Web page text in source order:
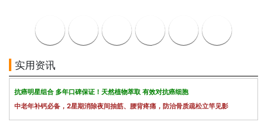
实用资讯
抗癌明星组合 多年口碑保证！天然植物萃取 有效对抗癌细胞
中老年补钙必备，2星期消除夜间抽筋、腰背疼痛，防治骨质疏松立竿见影